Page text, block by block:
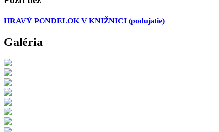
HRAVÝ PONDELOK V KNIŽNICI (podujatie)
Galéria